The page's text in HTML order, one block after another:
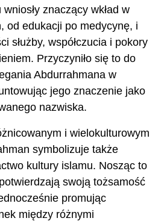
znaczący wkład w
od edukacji po medycynę, i
służby, współczucia i pokory
Przyczyniło się to do
Abdurrahmana w
jego znaczenie jako
nazwiska.
i wielokulturowym
symbolizuje także
kultury islamu. Nosząc to
swoją tożsamość
promując
między różnymi